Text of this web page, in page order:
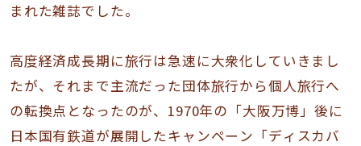
まれた雑誌でした。
高度経済成長期に旅行は急速に大衆化していきまし
たが、それまで主流だった団体旅行から個人旅行へ
の転換点となったのが、1970年の「大阪万博」後に
日本国有鉄道が展開したキャンペーン「ディスカバ